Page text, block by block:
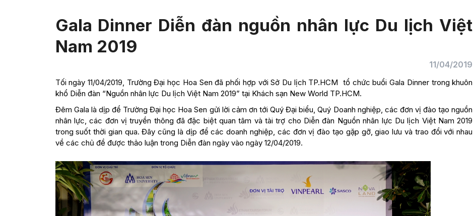
Gala Dinner Diễn đàn nguồn nhân lực Du lịch Việt
Nam 2019
11/04/2019
Tối ngày 11/04/2019, Trường Đại học Hoa Sen đã phối hợp với Sở Du lịch TP.HCM tổ chức buổi Gala Dinner trong khuôn
khổ Diễn đàn “Nguồn nhân lực Du lịch Việt Nam 2019” tại Khách sạn New World TP.HCM.
Đêm Gala là dịp để Trường Đại học Hoa Sen gửi lời cảm ơn tới Quý Đại biểu, Quý Doanh nghiệp, các đơn vị đào tạo nguồn
nhân lực, các đơn vị truyền thông đã đặc biệt quan tâm và tài trợ cho Diễn đàn Nguồn nhân lực Du lịch Việt Nam 2019
trong suốt thời gian qua. Đây cũng là dịp để các doanh nghiệp, các đơn vị đào tạo gặp gỡ, giao lưu và trao đổi với nhau
về các chủ đề được thảo luận trong Diễn đàn ngày vào ngày 12/04/2019.